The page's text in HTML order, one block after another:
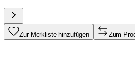
Zur Merkliste hinzufügen Zum